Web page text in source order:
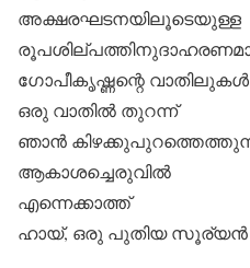
അക്ഷരഘടനയിലൂടെയുള്ള
ഗോപീകൃഷ്ണന്റെ
ഒരു വാതില്‍ തുറന്ന്
ഞാന്‍
ആകാശച്ചെരുവില്‍
എന്നെക്കാത്ത്
ഹായ്, ഒരു പുതിയ സൂര്യന്‍